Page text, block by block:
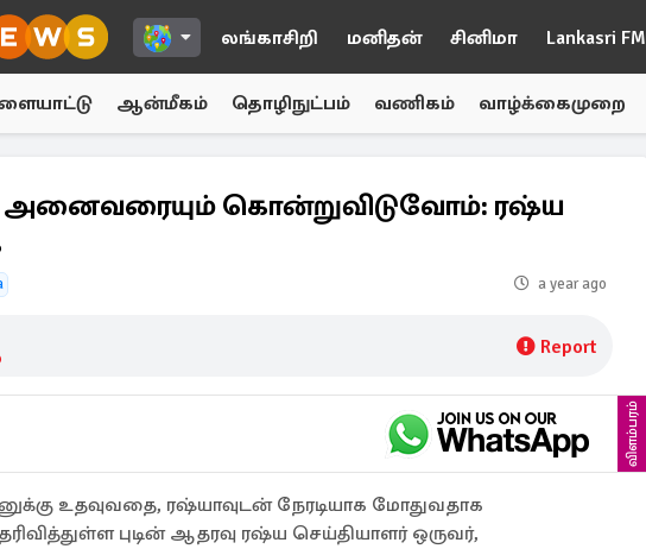
லங்காசிறி மனிதன் சினிமா Lankasri FM
ஆன்மீகம் தொழிநுட்பம் வணிகம் வாழ்க்கைமுறை
அனைவரையும் கொன்றுவிடுவோம்: ரஷ்ய
a year ago
Report
விளம்பரம்
உதவுவதை, ரஷ்யாவுடன் நேரடியாக மோதுவதாக
புடின் ஆதரவு ரஷ்ய செய்தியாளர் ஒருவர்,